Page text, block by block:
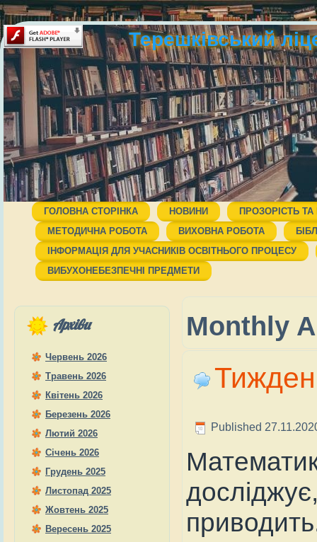
Терешківський
ГОЛОВНА СТОРІНКА НОВИНИ
ПРОЗОРІСТЬ
МЕТОДИЧНА РОБОТА
ВИХОВНА РОБОТА
ІНФОРМАЦІЯ ДЛЯ УЧАСНИКІВ ОСВІТНЬОГО ПРОЦЕСУ
ВИБУХОНЕБЕЗПЕЧНІ ПРЕДМЕТИ
Архіви
Червень 2026
Травень 2026
Квітень 2026
Березень 2026
Лютий 2026
Січень 2026
Грудень 2025
Листопад 2025
Жовтень 2025
Вересень 2025
Monthly
Published